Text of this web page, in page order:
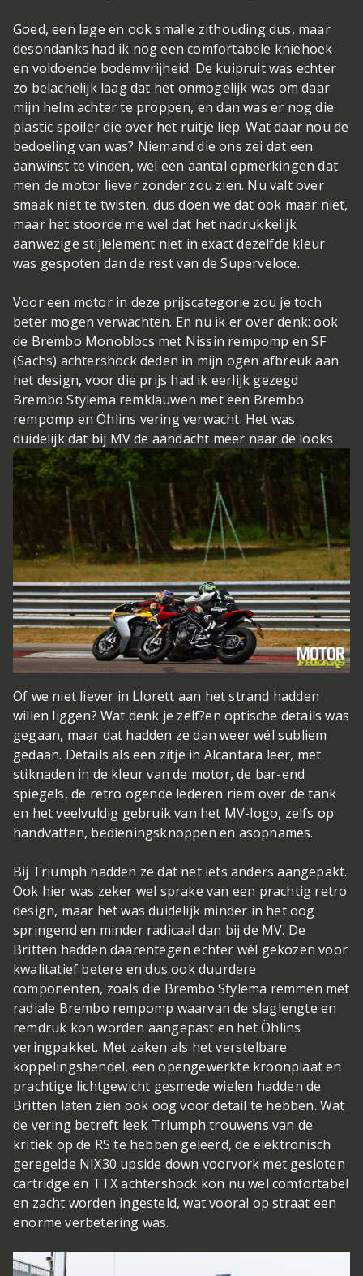
Goed, een lage en ook smalle zithouding dus, maar
desondanks had ik nog een comfortabele kniehoek
en voldoende bodemvrijheid. De kuipruit was echter
zo belachelijk laag dat het onmogelijk was om daar
mijn helm achter te proppen, en dan was er nog die
plastic spoiler die over het ruitje liep. Wat daar nou de
bedoeling van was? Niemand die ons zei dat een
aanwinst te vinden, wel een aantal opmerkingen dat
men de motor liever zonder zou zien. Nu valt over
smaak niet te twisten, dus doen we dat ook maar niet,
maar het stoorde me wel dat het nadrukkelijk
aanwezige stijlelement niet in exact dezelfde kleur
was gespoten dan de rest van de Superveloce.
Voor een motor in deze prijscategorie zou je toch
beter mogen verwachten. En nu ik er over denk: ook
de Brembo Monoblocs met Nissin rempomp en SF
(Sachs) achtershock deden in mijn ogen afbreuk aan
het design, voor die prijs had ik eerlijk gezegd
Brembo Stylema remklauwen met een Brembo
rempomp en Öhlins vering verwacht. Het was
duidelijk dat bij MV de aandacht meer naar de looks
Of we niet liever in Llorett aan het strand hadden
willen liggen? Wat denk je zelf?en optische details was
gegaan, maar dat hadden ze dan weer wél subliem
gedaan. Details als een zitje in Alcantara leer, met
stiknaden in de kleur van de motor, de bar-end
spiegels, de retro ogende lederen riem over de tank
en het veelvuldig gebruik van het MV-logo, zelfs op
handvatten, bedieningsknoppen en asopnames.
Bij Triumph hadden ze dat net iets anders aangepakt.
Ook hier was zeker wel sprake van een prachtig retro
design, maar het was duidelijk minder in het oog
springend en minder radicaal dan bij de MV. De
Britten hadden daarentegen echter wél gekozen voor
kwalitatief betere en dus ook duurdere
componenten, zoals die Brembo Stylema remmen met
radiale Brembo rempomp waarvan de slaglengte en
remdruk kon worden aangepast en het Öhlins
veringpakket. Met zaken als het verstelbare
koppelingshendel, een opengewerkte kroonplaat en
prachtige lichtgewicht gesmede wielen hadden de
Britten laten zien ook oog voor detail te hebben. Wat
de vering betreft leek Triumph trouwens van de
kritiek op de RS te hebben geleerd, de elektronisch
geregelde NIX30 upside down voorvork met gesloten
cartridge en TTX achtershock kon nu wel comfortabel
en zacht worden ingesteld, wat vooral op straat een
enorme verbetering was.